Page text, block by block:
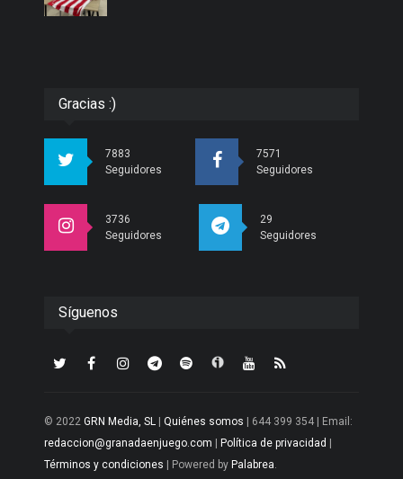
Gracias :)
7883
Seguidores
7571
Seguidores
3736
Seguidores
29
Seguidores
Síguenos
© 2022 GRN Media, SL | Quiénes somos | 644 399 354 | Email:
redaccion@granadaenjuego.com | Política de privacidad |
Términos y condiciones | Powered by Palabrea